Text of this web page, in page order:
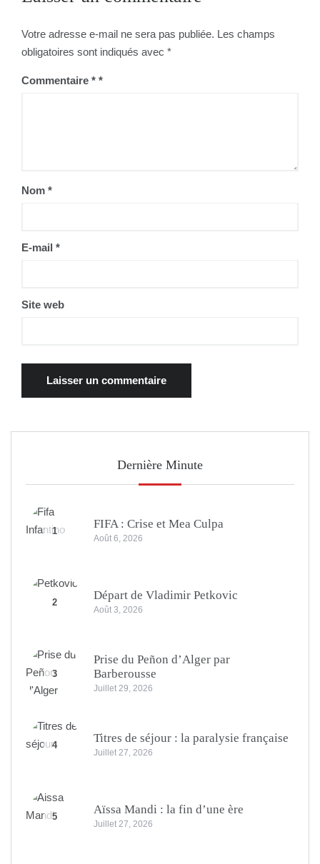
Votre adresse e-mail ne sera pas publiée. Les champs
obligatoires sont indiqués avec *
Commentaire *
Nom *
E-mail *
Site web
Dernière Minute
1
FIFA : Crise et Mea Culpa
Août 6, 2026
2
Départ de Vladimir Petkovic
Août 3, 2026
3
Prise du Peñon d’Alger par
Barberousse
Juillet 29, 2026
4
Titres de séjour : la paralysie française
Juillet 27, 2026
5
Aïssa Mandi : la fin d’une ère
Juillet 27, 2026